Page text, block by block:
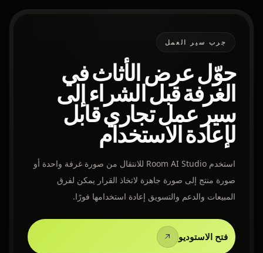
جرب سير العمل
حوّل عرض الأثاث في
الغرفة قبل الشراء إلى
سير عمل تجاري قابل
لإعادة الاستخدام
استخدم Room AI Studio للانتقال من صورة غرفة واحدة أو
صورة منتج إلى صورة جاهزة لاتخاذ القرار يمكن لفرق
المبيعات والدعم والتسويق إعادة استخدامها فورًا.
فتح الاستوديو